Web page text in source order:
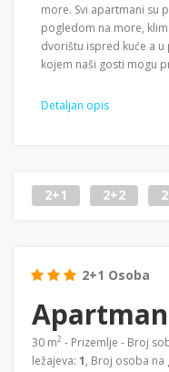
more. Svi apartmani su
pogledom na more,
dvorištu ispred kuće a
kojem naši gosti mogu
Detaljan opis
2+1 2+2
2+1 Osoba
30 m2 - Prizemlje - Broj
ležajeva: 1, Broj osoba na